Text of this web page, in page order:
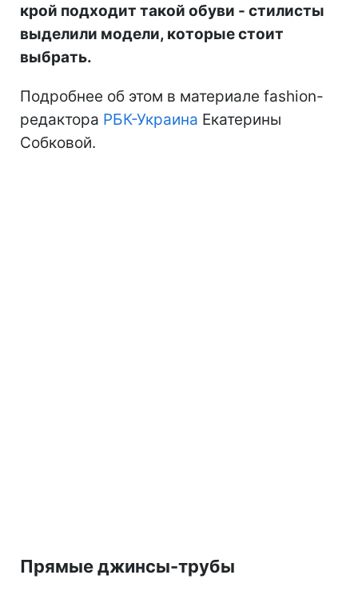
крой подходит такой обуви - стилисты
выделили модели, которые стоит
выбрать.
Подробнее об этом в материале fashion-
редактора РБК-Украина Екатерины
Собковой.
Прямые джинсы-трубы